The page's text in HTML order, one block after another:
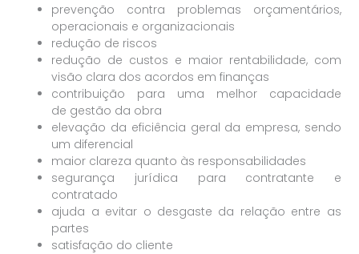
prevenção contra problemas orçamentários,
operacionais e organizacionais
redução de riscos
redução de custos e maior rentabilidade, com
visão clara dos acordos em finanças
contribuição para uma melhor capacidade
de gestão da obra
elevação da eficiência geral da empresa, sendo
um diferencial
maior clareza quanto às responsabilidades
segurança jurídica para contratante e
contratado
ajuda a evitar o desgaste da relação entre as
partes
satisfação do cliente